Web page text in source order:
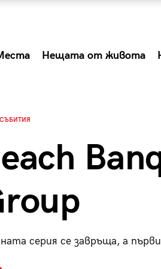
Нещата от живота
серия се завръща, а
Summer